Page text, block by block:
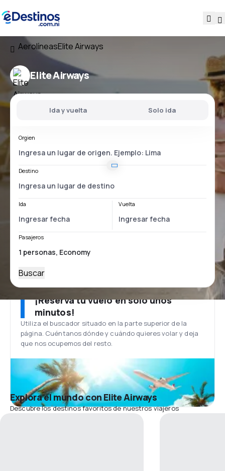
AerolíneasElite Airways
Elite Airways
Ida y vuelta Solo ida
Orgien
Destino
Ida Vuelta
Pasajeros
Buscar
¡Reserva tu vuelo en solo unos
minutos!
Utiliza el buscador situado en la parte superior de la
página. Cuéntanos dónde y cuándo quieres volar y deja
que nos ocupemos del resto.
Explora el mundo con Elite Airways
Descubre los destinos favoritos de nuestros viajeros